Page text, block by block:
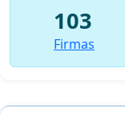
103
Firmas